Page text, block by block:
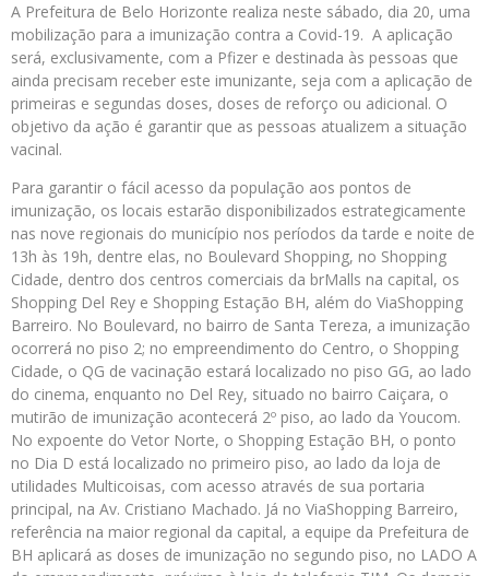
A Prefeitura de Belo Horizonte realiza neste sábado, dia 20, uma
mobilização para a imunização contra a Covid-19. A aplicação
será, exclusivamente, com a Pfizer e destinada às pessoas que
ainda precisam receber este imunizante, seja com a aplicação de
primeiras e segundas doses, doses de reforço ou adicional. O
objetivo da ação é garantir que as pessoas atualizem a situação
vacinal.
Para garantir o fácil acesso da população aos pontos de
imunização, os locais estarão disponibilizados estrategicamente
nas nove regionais do município nos períodos da tarde e noite de
13h às 19h, dentre elas, no Boulevard Shopping, no Shopping
Cidade, dentro dos centros comerciais da brMalls na capital, os
Shopping Del Rey e Shopping Estação BH, além do ViaShopping
Barreiro. No Boulevard, no bairro de Santa Tereza, a imunização
ocorrerá no piso 2; no empreendimento do Centro, o Shopping
Cidade, o QG de vacinação estará localizado no piso GG, ao lado
do cinema, enquanto no Del Rey, situado no bairro Caiçara, o
mutirão de imunização acontecerá 2º piso, ao lado da Youcom.
No expoente do Vetor Norte, o Shopping Estação BH, o ponto
no Dia D está localizado no primeiro piso, ao lado da loja de
utilidades Multicoisas, com acesso através de sua portaria
principal, na Av. Cristiano Machado. Já no ViaShopping Barreiro,
referência na maior regional da capital, a equipe da Prefeitura de
BH aplicará as doses de imunização no segundo piso, no LADO A